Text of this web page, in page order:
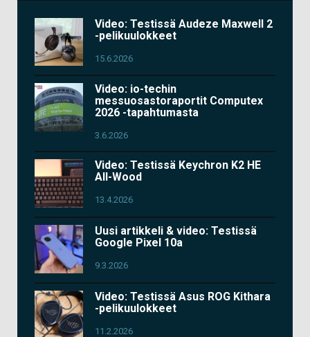
Video: Testissä Audeze Maxwell 2
-pelikuulokkeet
15.6.2026
Video: io-techin
messuosastoraportit Computex
2026 -tapahtumasta
3.6.2026
Video: Testissä Keychron K2 HE
All-Wood
13.4.2026
Uusi artikkeli & video: Testissä
Google Pixel 10a
9.3.2026
Video: Testissä Asus ROG Kithara
-pelikuulokkeet
11.2.2026